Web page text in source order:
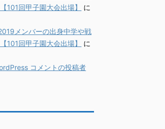
101回甲子園大会出場】
に
メンバーの出身中学や戦
101回甲子園大会出場】
に
コメントの投稿者